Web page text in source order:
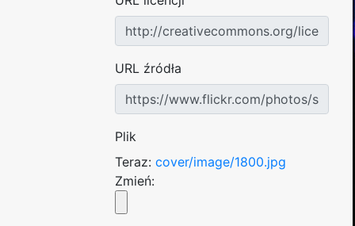
URL źródła
Plik
Teraz: cover/image/1800.jpg
Zmień: